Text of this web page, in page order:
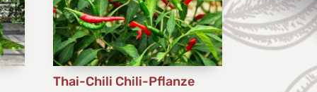
Thai-Chili Chili-Pflanze